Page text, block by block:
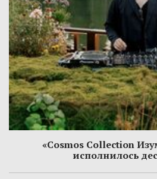
«Cosmos Collection
исполнилось